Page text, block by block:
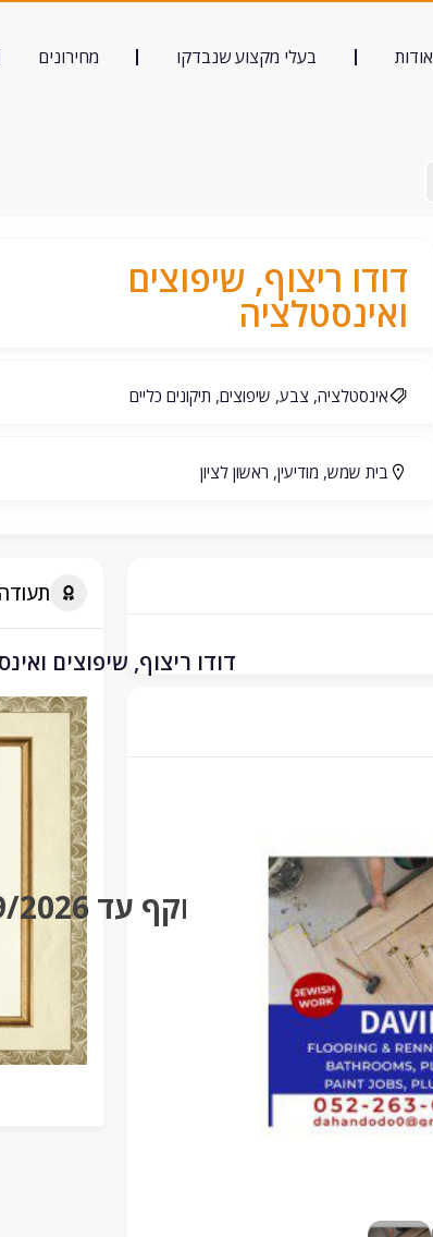
אודות בעלי מקצוע שנבדקו מחירונים
דודו ריצוף, שיפוצים
ואינסטלציה
אינסטלציה, צבע, שיפוצים, תיקונים כליים
בית שמש, מודיעין, ראשון לציון
תעודה
דודו ריצוף, שיפוצים
בתוקף עד 01/09/2026